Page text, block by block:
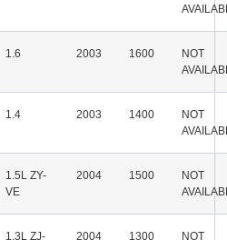
1.6 2003 1600
NOT
1.4 2003 1400
NOT
1.5L ZY-
VE
2004 1500
NOT
1.3L ZJ-
2004 1300
NOT